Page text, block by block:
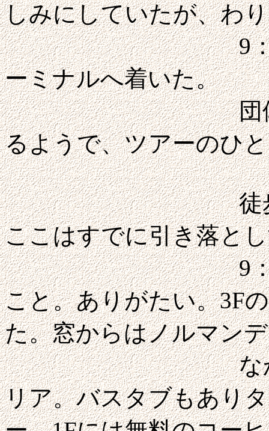
しみにしていたが、わ
9：13にオン
ーミナルへ着いた。
団体バスの降
るようで、ツアーのひ
徒歩3分の
ここはすでに引き落と
9：25だがも
こと。ありがたい。3F
た。窓からはノルマン
なかなかデザ
リア。バスタブもあり